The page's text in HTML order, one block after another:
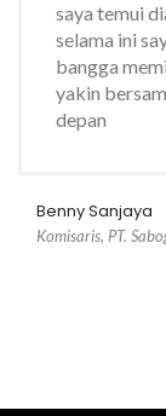
saya temui
selama ini
bangga
yakin
depan
Benny Sanjaya
Komisaris, PT.